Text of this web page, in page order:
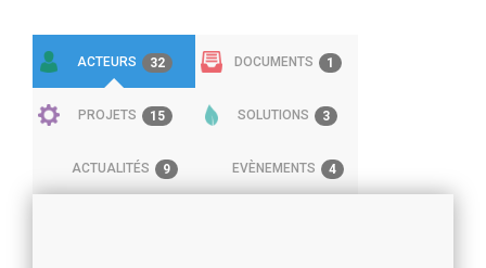
ACTEURS 32 DOCUMENTS 1
PROJETS 15 SOLUTIONS 3
ACTUALITÉS 9 EVÈNEMENTS 4